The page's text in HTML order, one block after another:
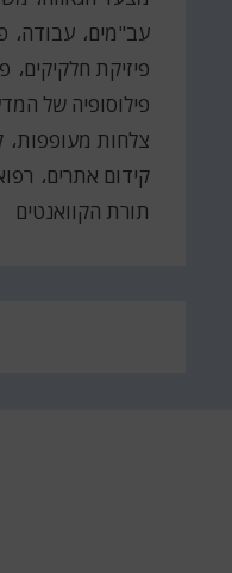
עב"מים עבודה
פיזיקת חלקיקים
פילוסופיה של
צלחות מעופפות
קידום אתרים
תורת הקוואנטים